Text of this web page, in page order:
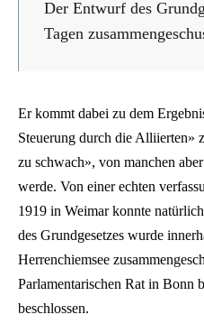
Der Entwurf des
Tagen
Er kommt dabei zu dem
Steuerung durch die
zu schwach», von manchen
werde. Von einer echten
1919 in Weimar konnte
des Grundgesetzes wurde
Herrenchiemsee
Parlamentarischen Rat in Bonn
beschlossen.